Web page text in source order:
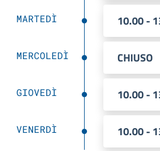
MARTEDÌ 10.00 -
MERCOLEDÌ CHIUSO
GIOVEDÌ 10.00 -
VENERDÌ 10.00 -